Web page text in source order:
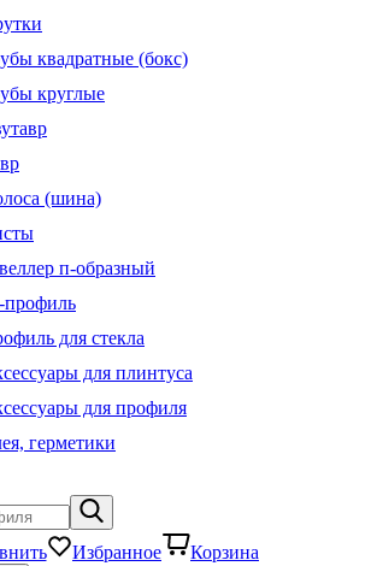
квадратные (бокс)
круглые
(шина)
п-образный
для стекла
для плинтуса
для профиля
герметики
Избранное Корзина